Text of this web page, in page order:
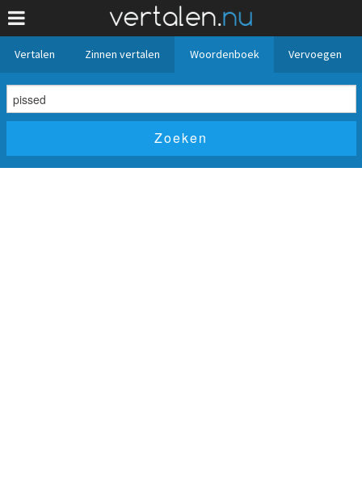
Vertalen Zinnen vertalen Woordenboek Vervoegen